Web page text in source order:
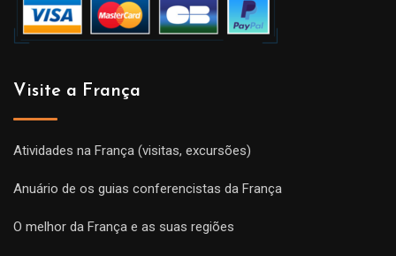
Visite a França
Atividades na França (visitas, excursões)
Anuário de os guias conferencistas da França
O melhor da França e as suas regiões